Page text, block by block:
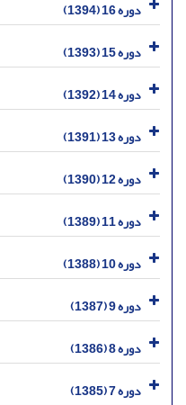
دوره 16 (1394)
دوره 15 (1393)
دوره 14 (1392)
دوره 13 (1391)
دوره 12 (1390)
دوره 11 (1389)
دوره 10 (1388)
دوره 9 (1387)
دوره 8 (1386)
دوره 7 (1385)